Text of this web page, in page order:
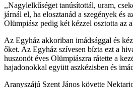
,,Nagylelkűséget tanúsítottál, uram,
járnál el, ha elosztanád a szegények és
Olümpiász pedig két kézzel osztotta az
Az Egyház akkoriban imádsággal és
őket. Az Egyház szívesen bízta ezt a
huszonöt éves Olümpiászra rátette a
hajadonokkal együtt aszkézisben és
Aranyszájú Szent János követte